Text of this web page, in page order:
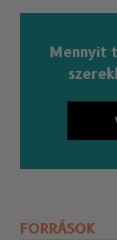
Mennyit
FORRÁSOK